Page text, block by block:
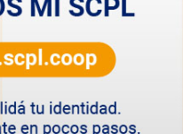
realizar modificaciones
recambio de brazos,
es continuar con las
luminarias LED. “La